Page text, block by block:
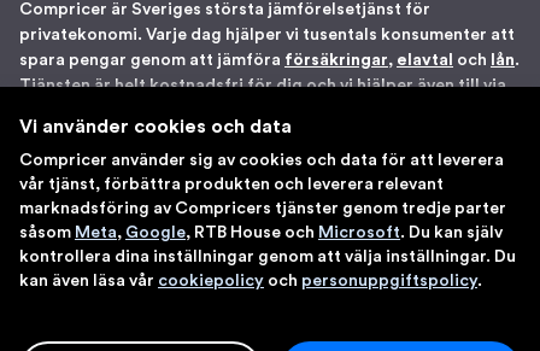
Compricer är Sveriges största jämförelsetjänst för
privatekonomi. Varje dag hjälper vi tusentals konsumenter att
spara pengar genom att jämföra försäkringar, elavtal och lån.
Tjänsten är helt kostnadsfri för dig och vi hjälper även till via
försäkringsdistributör hos Bolagsverket samt står under
Finansinspektionens tillsyn. Åtta gånger har vi blivit utsedda
till en av Sveriges 100 bästa sajter av IDG. Du kan känna dig
trygg med att använda våra tjänster.
Vi använder cookies och data
Compricer använder sig av cookies och data för att leverera
vår tjänst, förbättra produkten och leverera relevant
marknadsföring av Compricers tjänster genom tredje parter
såsom Meta, Google, RTB House och Microsoft. Du kan själv
kontrollera dina inställningar genom att välja inställningar. Du
kan även läsa vår cookiepolicy och personuppgiftspolicy.